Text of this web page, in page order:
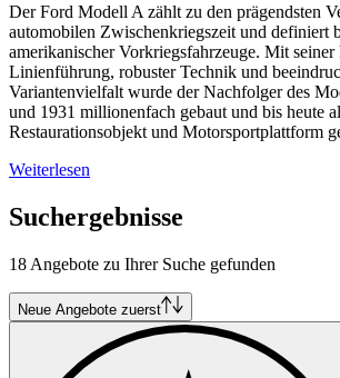
Der Ford Modell A zählt zu den prägendsten
automobilen Zwischenkriegszeit und definiert
amerikanischer Vorkriegsfahrzeuge. Mit seiner
Linienführung, robuster Technik und
Variantenvielfalt wurde der Nachfolger des
und 1931 millionenfach gebaut und bis heute
Restaurationsobjekt und Motorsportplattform
Weiterlesen
Suchergebnisse
18 Angebote zu Ihrer Suche gefunden
Neue Angebote zuerst